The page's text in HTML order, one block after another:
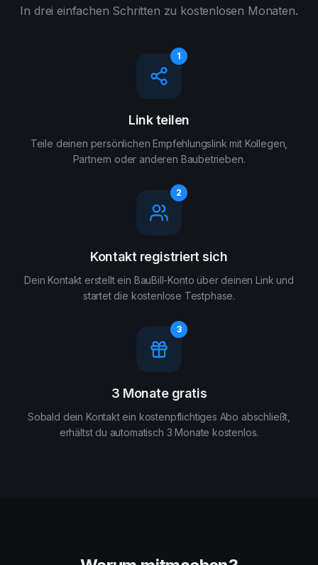
In drei einfachen Schritten zu kostenlosen Monaten.
1
Link teilen
Teile deinen persönlichen Empfehlungslink mit Kollegen,
Partnern oder anderen Baubetrieben.
2
Kontakt registriert sich
Dein Kontakt erstellt ein BauBill-Konto über deinen Link und
startet die kostenlose Testphase.
3
3 Monate gratis
Sobald dein Kontakt ein kostenpflichtiges Abo abschließt,
erhältst du automatisch 3 Monate kostenlos.